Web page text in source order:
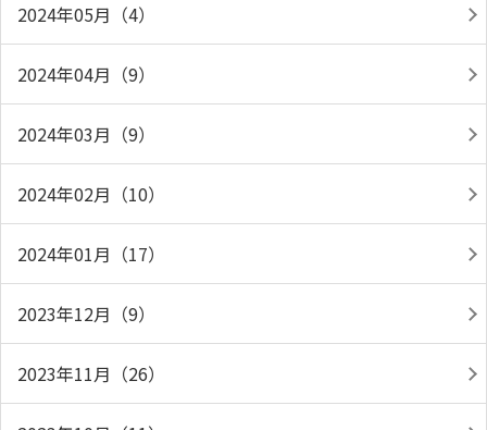
2024年05月（4）
2024年04月（9）
2024年03月（9）
2024年02月（10）
2024年01月（17）
2023年12月（9）
2023年11月（26）